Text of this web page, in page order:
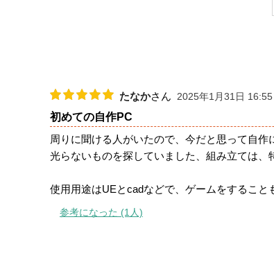
たなかさん 2025年1月31日 16:55
初めての自作PC
周りに聞ける人がいたので、今だと思って自作
光らないものを探していました、組み立ては、
使用用途はUEとcadなどで、ゲームをするこ
参考になった (1人)